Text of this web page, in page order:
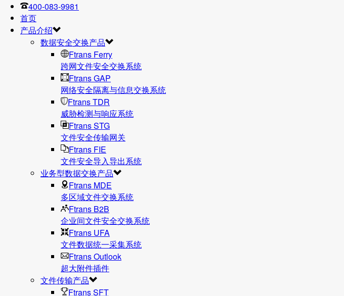
400-083-9981
首页
产品介绍
数据安全交换产品
Ftrans Ferry
跨网文件安全交换系统
Ftrans GAP
网络安全隔离与信息交换系统
Ftrans TDR
威胁检测与响应系统
Ftrans STG
文件安全传输网关
Ftrans FIE
文件安全导入导出系统
业务型数据交换产品
Ftrans MDE
多区域文件交换系统
Ftrans B2B
企业间文件安全交换系统
Ftrans UFA
文件数据统⼀采集系统
Ftrans Outlook
超大附件插件
文件传输产品
Ftrans SFT